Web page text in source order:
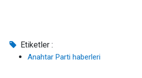
Etiketler :
Anahtar Parti haberleri